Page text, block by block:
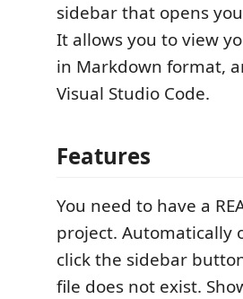
sidebar that opens
It allows you to view
in Markdown format,
Visual Studio Code.
Features
You need to have a
project. Automatically
click the sidebar
file does not exist.